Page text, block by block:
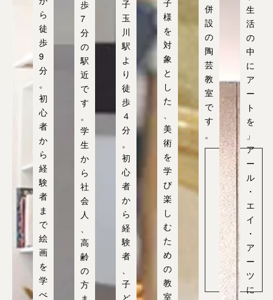
ら
徒
歩
9
分
。
初
心
者
か
ら
経
験
者
ま
で
絵
画
を
学
べ
歩
7
分
の
駅
近
で
す
。
学
生
か
ら
社
会
人
高
齢
の
方
子
玉
川
駅
よ
り
徒
歩
４
分
。
初
心
者
か
ら
経
験
者
子
ど
様
を
対
象
と
し
た
美
術
を
学
び
楽
し
む
た
め
の
教
室
併
設
の
陶
芸
教
室
で
す
。
レ
イ
セ
ラ
ミ
ッ
ク
ス
タ
オ
サ
イ
ト
へ
生
活
の
中
に
ア
ー
ト
を
」
ア
ー
ル
・
エ
イ
・
ア
ー
ツ
に